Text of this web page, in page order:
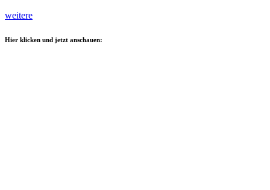
weitere
Hier klicken und jetzt anschauen: